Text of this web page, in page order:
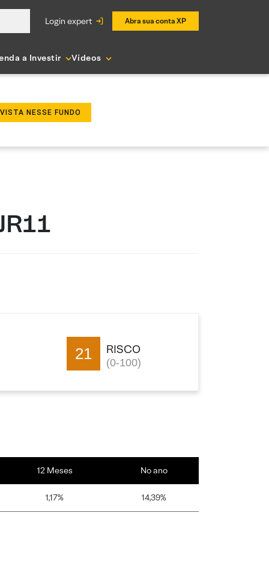
login expert Abra sua conta XP
a Investir Vídeos
NESSE FUNDO
21 RISCO
(0-100)
12 Meses No ano
1,17% 14,39%